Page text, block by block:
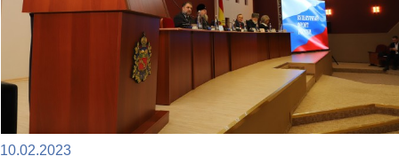
10.02.2023